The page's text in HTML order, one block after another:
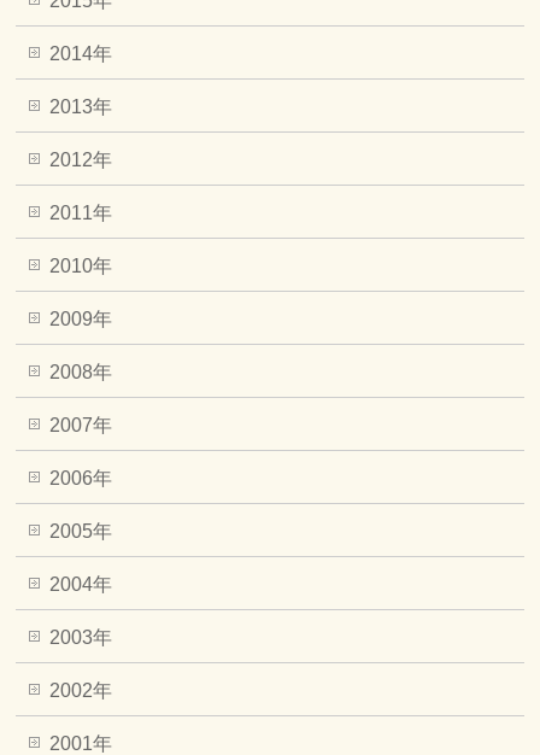
2014年
2013年
2012年
2011年
2010年
2009年
2008年
2007年
2006年
2005年
2004年
2003年
2002年
2001年